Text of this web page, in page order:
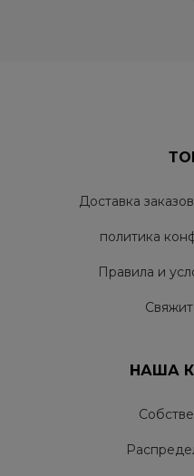
Доставка
политика
Правила и
НАША